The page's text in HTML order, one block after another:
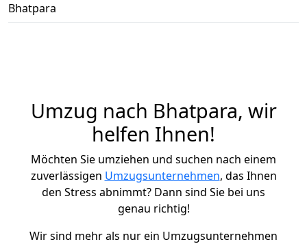
Bhatpara
Umzug nach Bhatpara, wir
helfen Ihnen!
Möchten Sie umziehen und suchen nach einem
zuverlässigen Umzugsunternehmen, das Ihnen
den Stress abnimmt? Dann sind Sie bei uns
genau richtig!
Wir sind mehr als nur ein Umzugsunternehmen